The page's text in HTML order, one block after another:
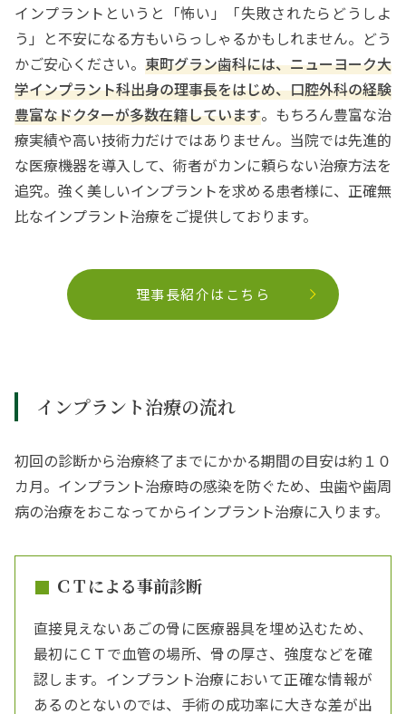
インプラントというと「怖い」「失敗されたらどうしよ
う」と不安になる方もいらっしゃるかもしれません。どう
かご安心ください。 東町グラン歯科には、ニューヨーク大
学インプラント科出身の理事長をはじめ、口腔外科の経験
豊富なドクターが多数在籍しています。もちろん豊富な治
療実績や高い技術力だけではありません。当院では先進的
な医療機器を導入して、術者がカンに頼らない治療方法を
追究。強く美しいインプラントを求める患者様に、正確無
比なインプラント治療をご提供しております。
理事長紹介はこちら
インプラント治療の流れ
初回の診断から治療終了までにかかる期間の目安は約１０
カ月。インプラント治療時の感染を防ぐため、虫歯や歯周
病の治療をおこなってからインプラント治療に入ります。
ＣＴによる事前診断
直接見えないあごの骨に医療器具を埋め込むため、
最初にＣＴで血管の場所、骨の厚さ、強度などを確
認します。インプラント治療において正確な情報が
あるのとないのでは、手術の成功率に大きな差が出